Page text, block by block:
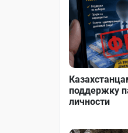
поддержку
личности